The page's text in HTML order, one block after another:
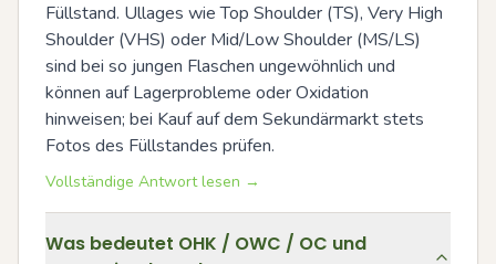
Füllstand. Ullages wie Top Shoulder (TS), Very High
Shoulder (VHS) oder Mid/Low Shoulder (MS/LS)
sind bei so jungen Flaschen ungewöhnlich und
können auf Lagerprobleme oder Oxidation
hinweisen; bei Kauf auf dem Sekundärmarkt stets
Fotos des Füllstandes prüfen.
Vollständige Antwort lesen →
Was bedeutet OHK / OWC / OC und